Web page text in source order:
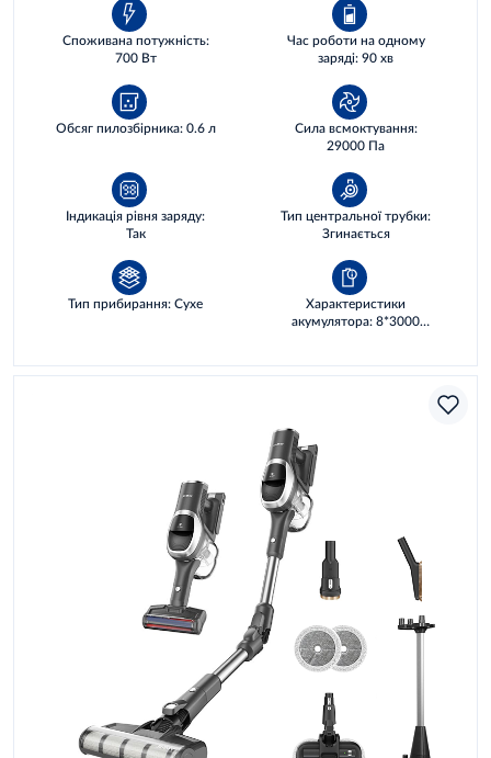
Споживана потужність:
700 Вт
Час роботи на одному
заряді: 90 хв
Обсяг пилозбірника: 0.6 л
Сила всмоктування:
29000 Па
Індикація рівня заряду:
Так
Тип центральної трубки:
Згинається
Тип прибирання: Сухе
Характеристики
акумулятора: 8*3000